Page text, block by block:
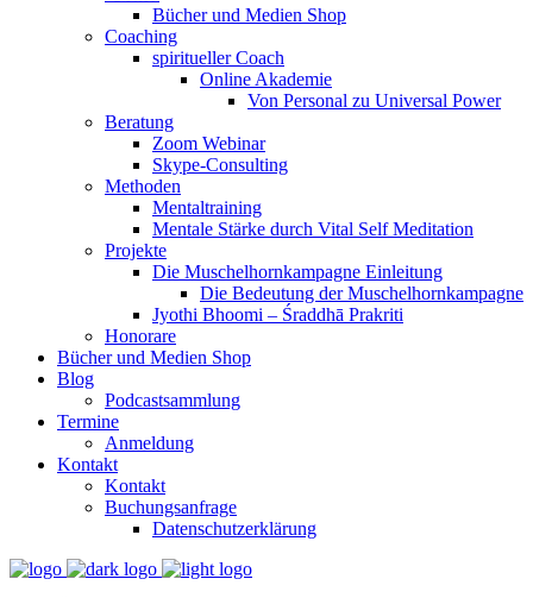
Bücher und Medien Shop
Coaching
spiritueller Coach
Online Akademie
Von Personal zu Universal Power
Beratung
Zoom Webinar
Skype-Consulting
Methoden
Mentaltraining
Mentale Stärke durch Vital Self Meditation
Projekte
Die Muschelhornkampagne Einleitung
Die Bedeutung der Muschelhornkampagne
Jyothi Bhoomi – Śraddhā Prakriti
Honorare
Bücher und Medien Shop
Blog
Podcastsammlung
Termine
Anmeldung
Kontakt
Kontakt
Buchungsanfrage
Datenschutzerklärung